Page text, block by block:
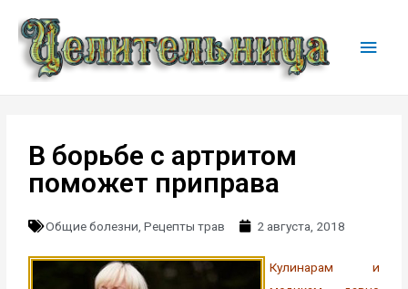
В борьбе с артритом
поможет приправа
Общие болезни ,Рецепты трав 2 августа, 2018
Кулинарам и